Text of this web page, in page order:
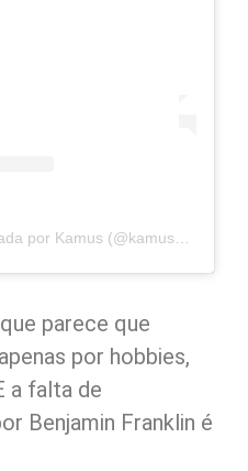
Uma publicação compartilhada por Kamus (@kamuscombr)
parece que
por hobbies,
a falta de
Benjamin Franklin é